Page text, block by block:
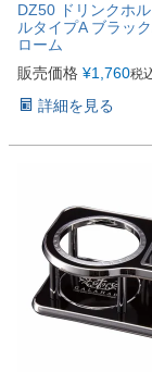
DZ50 ドリンクホ
ルタイプA ブラッ
ローム
販売価格 ¥1,760税
詳細を見る